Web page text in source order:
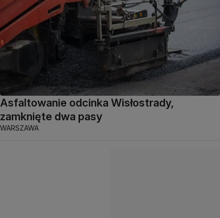
Asfaltowanie odcinka Wisłostrady,
zamknięte dwa pasy
WARSZAWA